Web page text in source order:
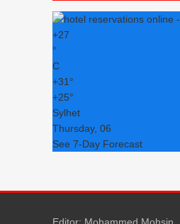
+27
°
C
+31°
+25°
Sylhet
Thursday, 06
See 7-Day Forecast